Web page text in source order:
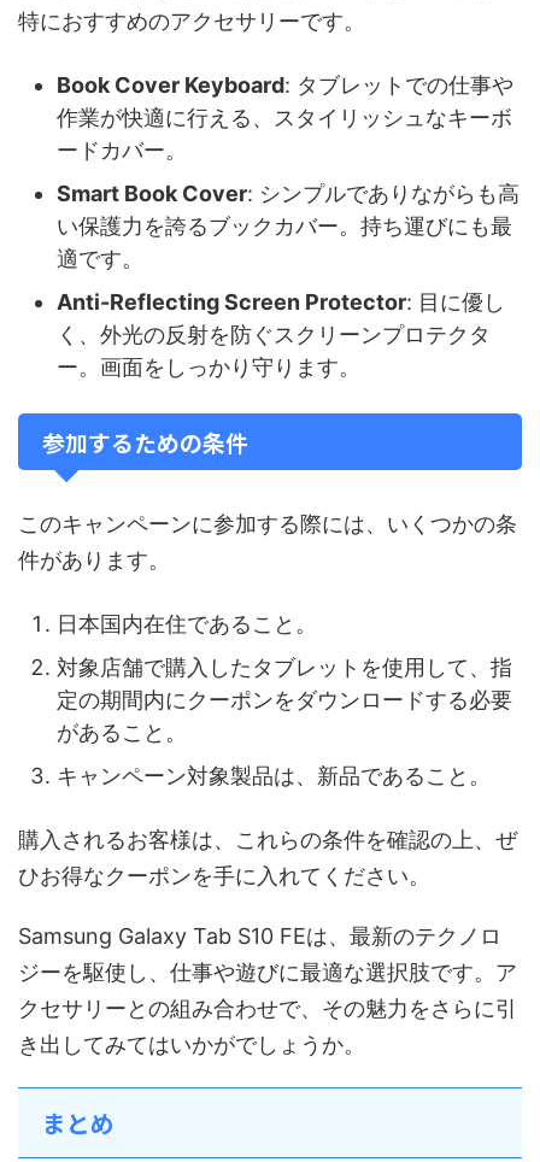
特におすすめのアクセサリーです。
Book Cover Keyboard: タブレットでの仕事や
作業が快適に行える、スタイリッシュなキーボ
ードカバー。
Smart Book Cover: シンプルでありながらも高
い保護力を誇るブックカバー。持ち運びにも最
適です。
Anti-Reflecting Screen Protector: 目に優し
く、外光の反射を防ぐスクリーンプロテクタ
ー。画面をしっかり守ります。
参加するための条件
このキャンペーンに参加する際には、いくつかの条
件があります。
日本国内在住であること。
対象店舗で購入したタブレットを使用して、指
定の期間内にクーポンをダウンロードする必要
があること。
キャンペーン対象製品は、新品であること。
購入されるお客様は、これらの条件を確認の上、ぜ
ひお得なクーポンを手に入れてください。
Samsung Galaxy Tab S10 FEは、最新のテクノロ
ジーを駆使し、仕事や遊びに最適な選択肢です。ア
クセサリーとの組み合わせで、その魅力をさらに引
き出してみてはいかがでしょうか。
まとめ